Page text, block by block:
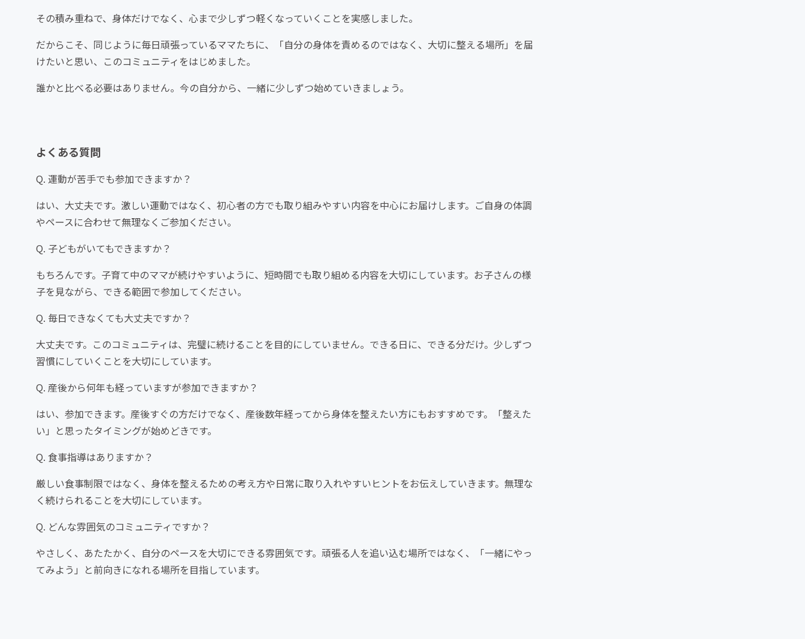
その積み重ねで、身体だけでなく、心まで少しずつ軽くなっていくことを実感しました。
だからこそ、同じように毎日頑張っているママたちに、「自分の身体を責めるのではなく、大切に整える場所」を届
けたいと思い、このコミュニティをはじめました。
誰かと比べる必要はありません。今の自分から、一緒に少しずつ始めていきましょう。
よくある質問
Q. 運動が苦手でも参加できますか？
はい、大丈夫です。激しい運動ではなく、初心者の方でも取り組みやすい内容を中心にお届けします。ご自身の体調
やペースに合わせて無理なくご参加ください。
Q. 子どもがいてもできますか？
もちろんです。子育て中のママが続けやすいように、短時間でも取り組める内容を大切にしています。お子さんの様
子を見ながら、できる範囲で参加してください。
Q. 毎日できなくても大丈夫ですか？
大丈夫です。このコミュニティは、完璧に続けることを目的にしていません。できる日に、できる分だけ。少しずつ
習慣にしていくことを大切にしています。
Q. 産後から何年も経っていますが参加できますか？
はい、参加できます。産後すぐの方だけでなく、産後数年経ってから身体を整えたい方にもおすすめです。「整えた
い」と思ったタイミングが始めどきです。
Q. 食事指導はありますか？
厳しい食事制限ではなく、身体を整えるための考え方や日常に取り入れやすいヒントをお伝えしていきます。無理な
く続けられることを大切にしています。
Q. どんな雰囲気のコミュニティですか？
やさしく、あたたかく、自分のペースを大切にできる雰囲気です。頑張る人を追い込む場所ではなく、「一緒にやっ
てみよう」と前向きになれる場所を目指しています。